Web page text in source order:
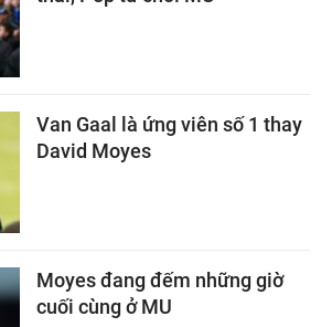
Van Gaal là ứng viên số 1 thay
David Moyes
Moyes đang đếm những giờ
cuối cùng ở MU